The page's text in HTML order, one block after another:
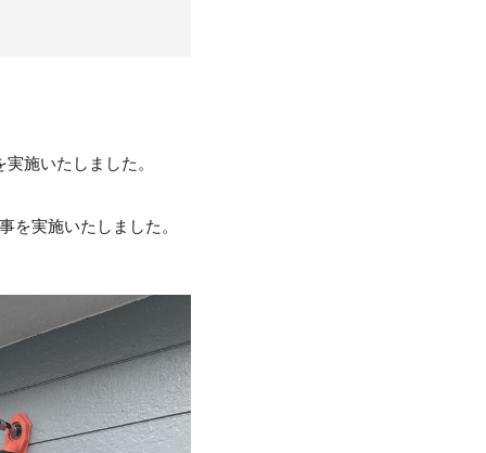
施いたしました。
実施いたしました。